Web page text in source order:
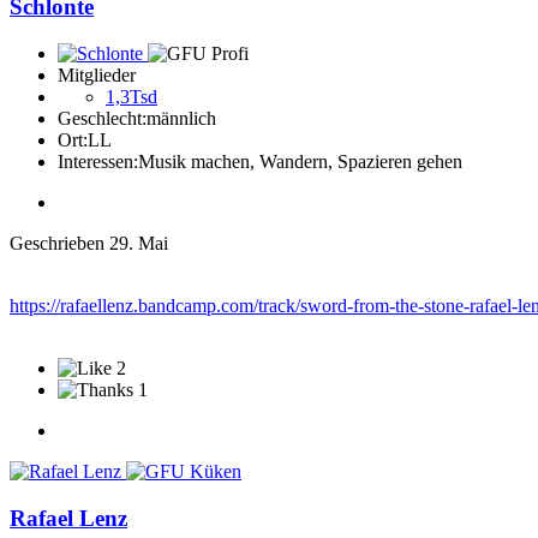
Schlonte
Mitglieder
1,3Tsd
Geschlecht:männlich
Ort:LL
Interessen:Musik machen, Wandern, Spazieren gehen
Geschrieben 29. Mai
https://rafaellenz.bandcamp.com/track/sword-from-the-stone-rafael-
2
1
Rafael Lenz